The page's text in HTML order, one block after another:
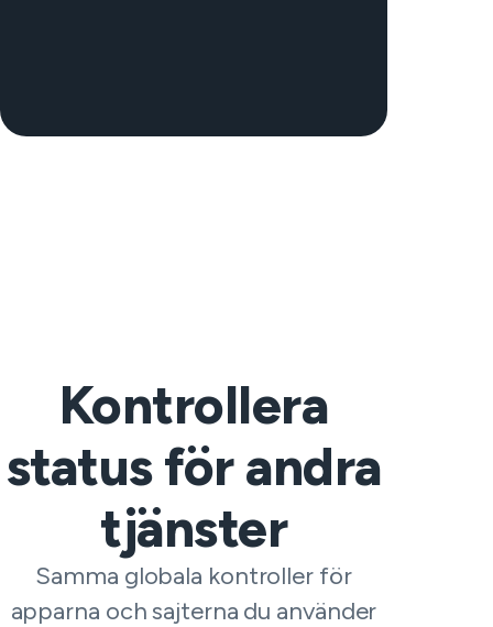
Kontrollera
status för andra
tjänster
Samma globala kontroller för
apparna och sajterna du använder